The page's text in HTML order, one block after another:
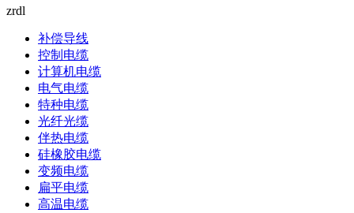
zrdl
补偿导线
控制电缆
计算机电缆
电气电缆
特种电缆
光纤光缆
伴热电缆
硅橡胶电缆
变频电缆
扁平电缆
高温电缆